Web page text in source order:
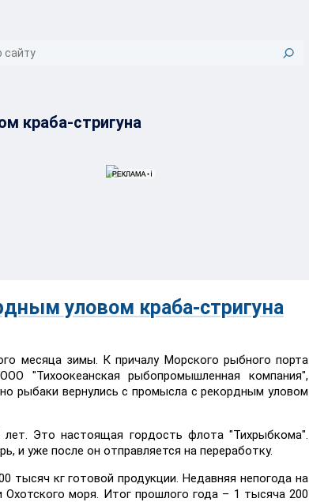
краба-стригуна
уловом краба-стригуна
месяца зимы. К причалу Морского рыбного порта
"Тихоокеанская рыбопромышленная компания",
рыбаки вернулись с промысла с рекордным уловом
Это настоящая гордость флота "Тихрыбкома".
и уже после он отправляется на переработку.
тысяч кг готовой продукции. Недавняя непогода на
Охотского моря. Итог прошлого года – 1 тысяча 200